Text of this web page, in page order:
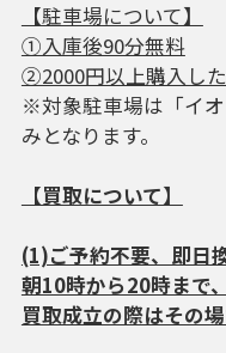
【駐車場について】
①入庫後90分無料
②2000円以上購入し
※対象駐車場は「イ
みとなります。
【買取について】
(1)ご予約不要、即日
朝10時から20時まで
買取成立の際はその